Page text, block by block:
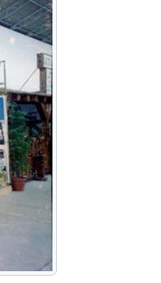
do Governador Civil
do Governador Civil
do Governador Civil
do Governador Civil
do Governador Civil
do Governador Civil
do Governador Civil
do Governador Civil
do Governador Civil
do Governador Civil
do Governador Civil